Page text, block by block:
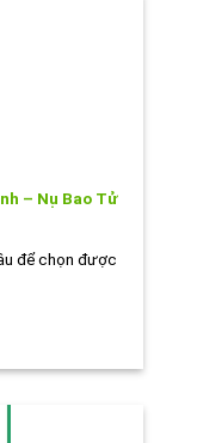
– Nụ Bao Tử
để chọn được